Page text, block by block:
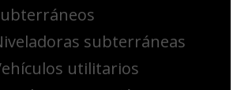
subterráneas
utilitarios